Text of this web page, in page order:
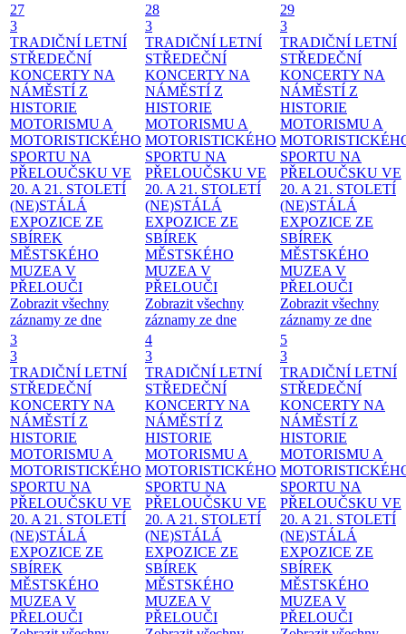
27
3
TRADIČNÍ LETNÍ
STŘEDEČNÍ
KONCERTY NA
NÁMĚSTÍ Z
HISTORIE
MOTORISMU A
MOTORISTICKÉHO
SPORTU NA
PŘELOUČSKU VE
20. A 21. STOLETÍ
(NE)STÁLÁ
EXPOZICE ZE
SBÍREK
MĚSTSKÉHO
MUZEA V
PŘELOUČI
Zobrazit všechny
záznamy ze dne
28
3
TRADIČNÍ LETNÍ
STŘEDEČNÍ
KONCERTY NA
NÁMĚSTÍ Z
HISTORIE
MOTORISMU A
MOTORISTICKÉHO
SPORTU NA
PŘELOUČSKU VE
20. A 21. STOLETÍ
(NE)STÁLÁ
EXPOZICE ZE
SBÍREK
MĚSTSKÉHO
MUZEA V
PŘELOUČI
Zobrazit všechny
záznamy ze dne
29
3
TRADIČNÍ LETNÍ
STŘEDEČNÍ
KONCERTY NA
NÁMĚSTÍ Z
HISTORIE
MOTORISMU A
SPORTU NA
PŘELOUČSKU VE
20. A 21. STOLETÍ
(NE)STÁLÁ
EXPOZICE ZE
SBÍREK
MĚSTSKÉHO
MUZEA V
PŘELOUČI
Zobrazit všechny
záznamy ze dne
3
3
TRADIČNÍ LETNÍ
STŘEDEČNÍ
KONCERTY NA
NÁMĚSTÍ Z
HISTORIE
MOTORISMU A
MOTORISTICKÉHO
SPORTU NA
PŘELOUČSKU VE
20. A 21. STOLETÍ
(NE)STÁLÁ
EXPOZICE ZE
SBÍREK
MĚSTSKÉHO
MUZEA V
PŘELOUČI
4
3
TRADIČNÍ LETNÍ
STŘEDEČNÍ
KONCERTY NA
NÁMĚSTÍ Z
HISTORIE
MOTORISMU A
MOTORISTICKÉHO
SPORTU NA
PŘELOUČSKU VE
20. A 21. STOLETÍ
(NE)STÁLÁ
EXPOZICE ZE
SBÍREK
MĚSTSKÉHO
MUZEA V
PŘELOUČI
5
3
TRADIČNÍ LETNÍ
STŘEDEČNÍ
KONCERTY NA
NÁMĚSTÍ Z
HISTORIE
MOTORISMU A
SPORTU NA
PŘELOUČSKU VE
20. A 21. STOLETÍ
(NE)STÁLÁ
EXPOZICE ZE
SBÍREK
MĚSTSKÉHO
MUZEA V
PŘELOUČI